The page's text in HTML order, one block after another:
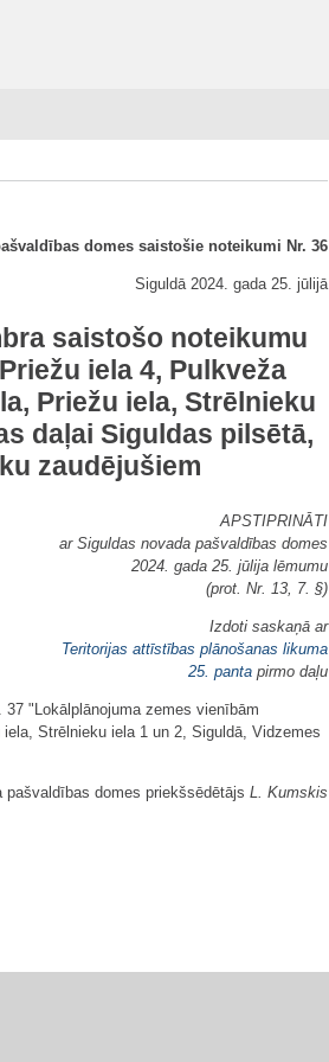
domes saistošie noteikumi Nr. 36
Siguldā 2024. gada 25. jūlijā
saistošo noteikumu
iela 4, Pulkveža
Priežu iela, Strēlnieku
daļai Siguldas pilsētā,
zaudējušiem
APSTIPRINĀTI
ar Siguldas novada pašvaldības domes
2024. gada 25. jūlija lēmumu
(prot. Nr. 13, 7. §)
Izdoti saskaņā ar
Teritorijas attīstības plānošanas likuma
25. panta pirmo daļu
"Lokālplānojuma zemes vienībām
Strēlnieku iela 1 un 2, Siguldā, Vidzemes
pašvaldības domes priekšsēdētājs L. Kumskis